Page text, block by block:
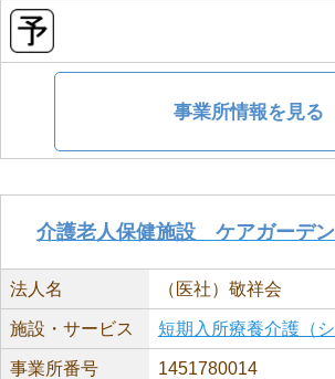
事業所情報を見る
介護老人保健施設 ケアガーデ
法人名 （医社）敬祥会
施設・サービス 短期入所療養介護（
事業所番号 1451780014